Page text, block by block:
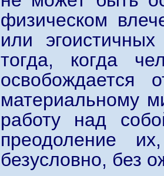
физическом
или
тогда, когда
освобождается
материальному
работу над
преодоление
безусловно, без